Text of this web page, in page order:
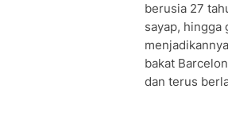
berusia 27
sayap, hingga
bakat
dan terus